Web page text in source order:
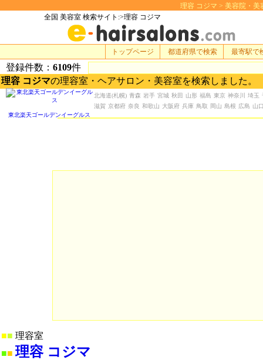
理容 コジマ > 美容院・美
全国 美容室 検索サイト:>理容 コジマ
登録件数： 6109件
理容 コジマの理容室・ヘアサロン・美容室を検索しました。
■ 理容室
■■ 理容 コジマ
北海道(札幌) 青森 岩手 宮城 秋田 山形 福島 東京 神奈川 埼玉
滋賀 京都府 奈良 和歌山 大阪府 兵庫 鳥取 岡山 島根 広島 山
トップページ 都道府県で検索 最寄駅で
東北楽天ゴールデンイーグルス